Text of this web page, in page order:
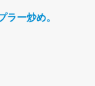
ラー炒め。